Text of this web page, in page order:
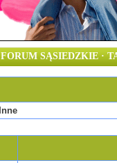
FORUM SĄSIEDZKIE ·
Inne